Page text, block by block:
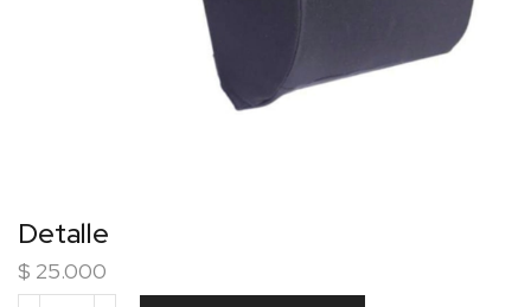
Detalle
$ 25.000